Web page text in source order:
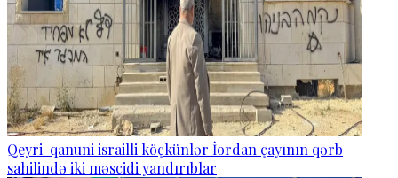
Qeyri-qanuni israilli köçkünlər İordan çayının qərb
sahilində iki məscidi yandırıblar